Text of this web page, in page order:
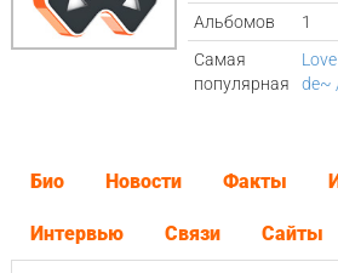
Альбомов
1
Самая
популярная
de~
Био Новости Факты
Интервью Связи Сайты